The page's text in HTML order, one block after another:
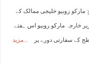
روبیو خلیجی ممالک کے
خارجہ مارکو روبیو اس ہفتے
کے سفارتی دورے پر مزید